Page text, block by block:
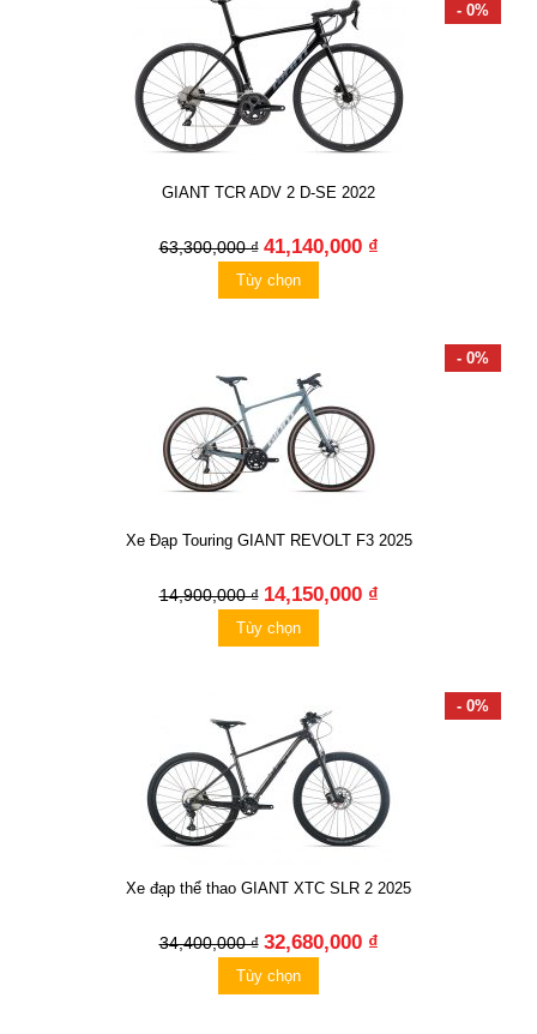
- 0%
GIANT TCR ADV 2 D-SE 2022
63,300,000 ₫ 41,140,000 ₫
Tùy chọn
- 0%
Xe Đạp Touring GIANT REVOLT F3 2025
14,900,000 ₫ 14,150,000 ₫
Tùy chọn
- 0%
Xe đạp thể thao GIANT XTC SLR 2 2025
34,400,000 ₫ 32,680,000 ₫
Tùy chọn